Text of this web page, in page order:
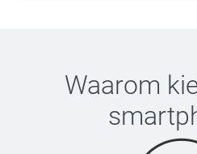
Waarom